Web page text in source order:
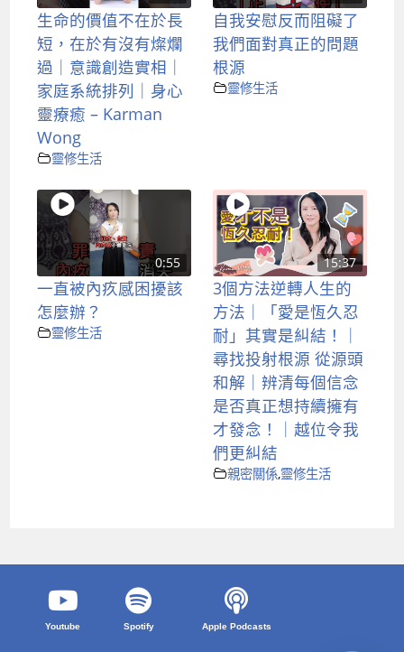
生命的價值不在於長
短，在於有沒有燦爛
過｜意識創造實相｜
家庭系統排列｜身心
靈療癒 – Karman
Wong
靈修生活
自我安慰反而阻礙了
我們面對真正的問題
根源
靈修生活
0:55
一直被內疚感困擾該
怎麼辦？
靈修生活
15:37
3個方法逆轉人生的
方法｜「愛是恆久忍
耐」其實是糾結！｜
尋找投射根源 從源頭
和解｜辨清每個信念
是否真正想持續擁有
才發念！｜越位令我
們更糾結
親密關係,靈修生活
Youtube Spotify Apple Podcasts